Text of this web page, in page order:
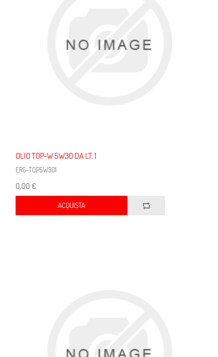
OLIO TOP-W 5W30 DA LT. 1
ERG-TOP5W301
0,00 €
ACQUISTA